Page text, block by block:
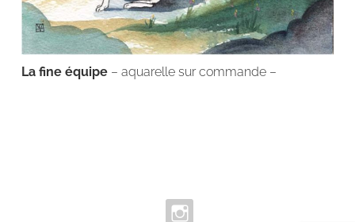
La fine équipe – aquarelle sur commande –